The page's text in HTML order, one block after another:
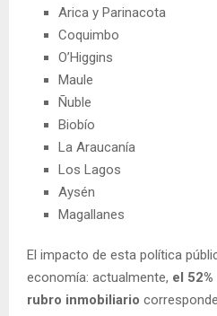
Arica y Parinacota
Coquimbo
O’Higgins
Maule
Ñuble
Biobío
La Araucanía
Los Lagos
Aysén
Magallanes
El impacto de esta política
economía: actualmente, el
rubro inmobiliario